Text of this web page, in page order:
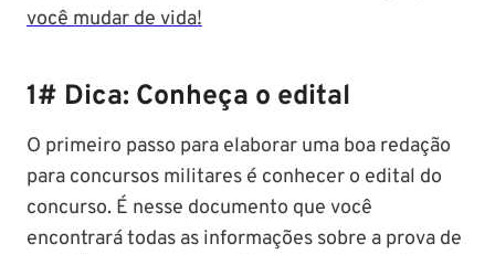
você mudar de vida!
1# Dica: Conheça o edital
O primeiro passo para elaborar uma boa redação
para concursos militares é conhecer o edital do
concurso. É nesse documento que você
encontrará todas as informações sobre a prova de